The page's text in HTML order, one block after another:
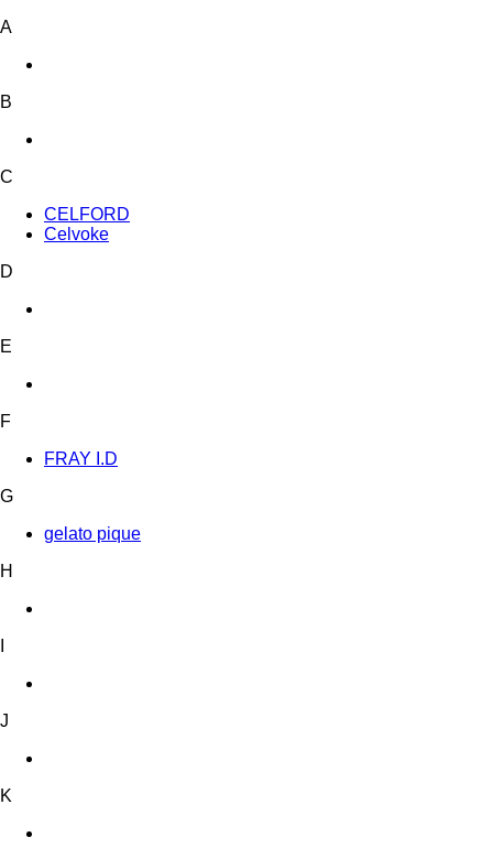
A
B
C
CELFORD
Celvoke
D
E
F
FRAY I.D
G
gelato pique
H
J
K